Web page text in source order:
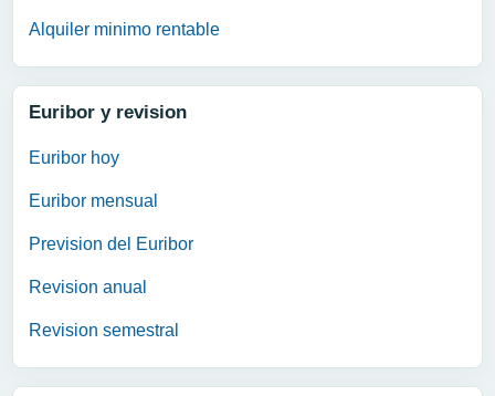
Alquiler minimo rentable
Euribor y revision
Euribor hoy
Euribor mensual
Prevision del Euribor
Revision anual
Revision semestral